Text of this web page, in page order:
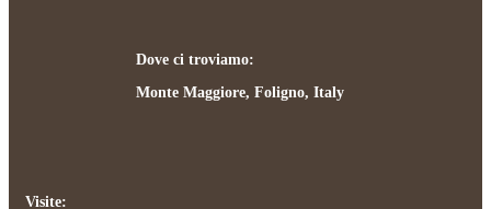
Dove ci troviamo:
Monte Maggiore, Foligno, Italy
Visite: